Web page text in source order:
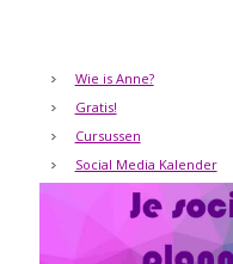
Wie is Anne?
Gratis!
Cursussen
Social Media Kalender